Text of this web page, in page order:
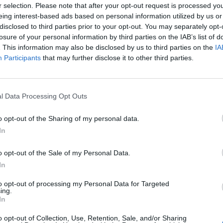
selection. Please note that after your opt-out request is processed
interest-based ads based on personal information utilized by us
to third parties prior to your opt-out. You may separately
of your personal information by third parties on the IAB’s list of
This information may also be disclosed by us to third parties on the
Participants that may further disclose it to other third parties.
Data Processing Opt Outs
opt-out of the Sharing of my personal data.
opt-out of the Sale of my Personal Data.
opt-out of processing my Personal Data for Targeted
opt-out of Collection, Use, Retention, Sale, and/or Sharing
következményeként a fák csúcsszáradása,
határozza meg az állomány
ben indította elVárosierdő-fejlesztési
erdőinek klímaadaptációja, ökológiai értékeinek
erdőborítás megőrzése. Ez a pesti oldalon,
kihívásokkal járó szakmai küzdelem, hiszen a
klímaváltozás miatt folyamatosan romló állapotú
végvágással és új erdő telepítésével lehetne
mellett, alternatív, természetközeli